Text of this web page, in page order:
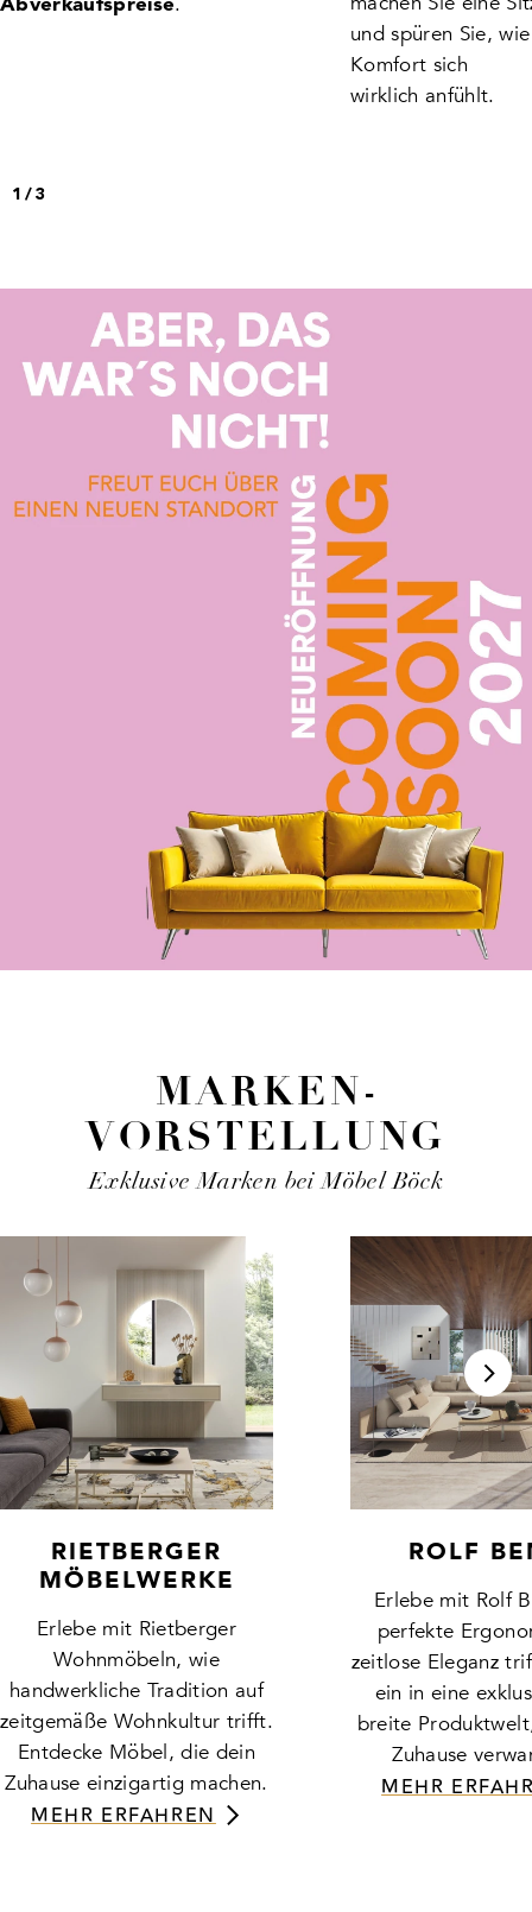
Abverkaufspreise
und spüren Sie,
Komfort sich
wirklich anfühlt.
1/3
MARKEN­
VORSTELLUNG
Exklusive Marken bei Möbel Böck
RIETBERGER
MÖBELWERKE
Erlebe mit Rietberger
Wohnmöbeln, wie
handwerkliche Tradition auf
zeitgemäße Wohnkultur trifft.
Entdecke Möbel, die dein
Zuhause einzigartig machen.
MEHR ERFAHREN
ROLF
Erlebe mit Rolf
perfekte
zeitlose Eleganz
ein in eine
breite
Zuhause
MEHR